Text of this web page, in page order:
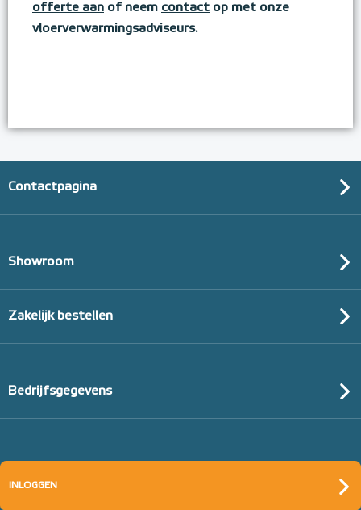
offerte aan of neem contact op met onze
vloerverwarmingsadviseurs.
Contactpagina
Showroom
Zakelijk bestellen
Bedrijfsgegevens
INLOGGEN